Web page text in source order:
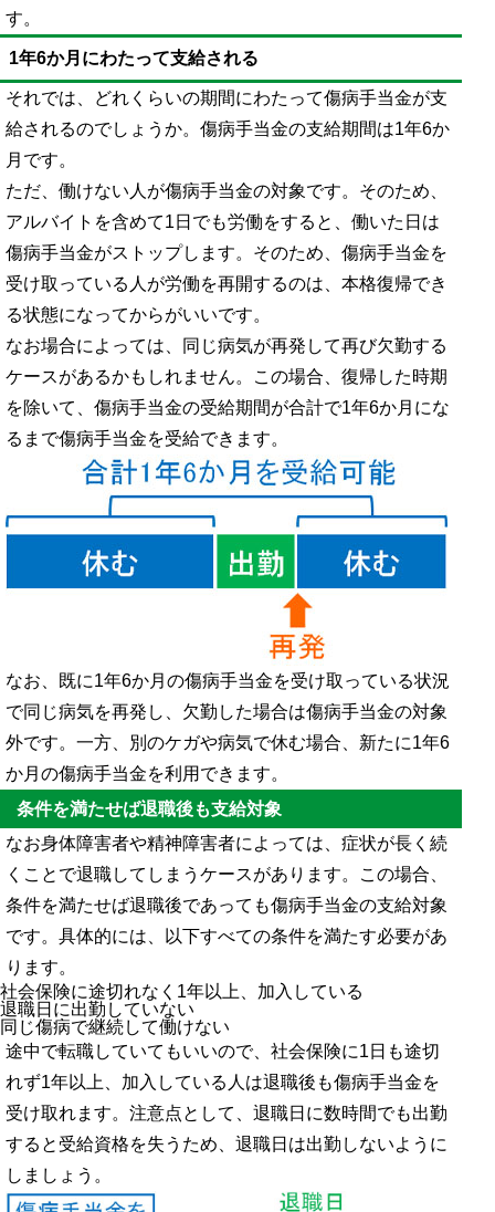
す。
1年6か月にわたって支給される
それでは、どれくらいの期間にわたって傷病手当金が支
給されるのでしょうか。傷病手当金の支給期間は1年6か
月です。
ただ、働けない人が傷病手当金の対象です。そのため、
アルバイトを含めて1日でも労働をすると、働いた日は
傷病手当金がストップします。そのため、傷病手当金を
受け取っている人が労働を再開するのは、本格復帰でき
る状態になってからがいいです。
なお場合によっては、同じ病気が再発して再び欠勤する
ケースがあるかもしれません。この場合、復帰した時期
を除いて、傷病手当金の受給期間が合計で1年6か月にな
るまで傷病手当金を受給できます。
なお、既に1年6か月の傷病手当金を受け取っている状況
で同じ病気を再発し、欠勤した場合は傷病手当金の対象
外です。一方、別のケガや病気で休む場合、新たに1年6
か月の傷病手当金を利用できます。
条件を満たせば退職後も支給対象
なお身体障害者や精神障害者によっては、症状が長く続
くことで退職してしまうケースがあります。この場合、
条件を満たせば退職後であっても傷病手当金の支給対象
です。具体的には、以下すべての条件を満たす必要があ
ります。
社会保険に途切れなく1年以上、加入している
退職日に出勤していない
同じ傷病で継続して働けない
途中で転職していてもいいので、社会保険に1日も途切
れず1年以上、加入している人は退職後も傷病手当金を
受け取れます。注意点として、退職日に数時間でも出勤
すると受給資格を失うため、退職日は出勤しないように
しましょう。